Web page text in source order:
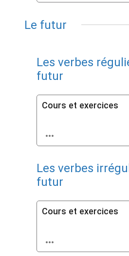
Le futur
Les verbes
futur
Cours et exercices

Les verbes
futur
Cours et exercices
